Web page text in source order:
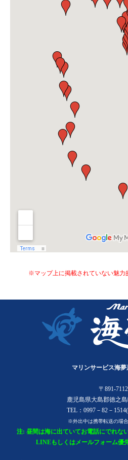
※マップ上に掲載されていない魅力
マリンサービス海
〒891-7112
鹿児島県大島郡徳之
TEL：0997－82－
※外出中は携帯転送の場
注: 昼間は海に出ていてお電話にでれな
LINEもしくはメールフォーム優